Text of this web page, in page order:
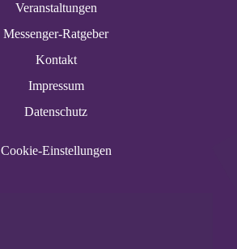
Veranstaltungen
Messenger-Ratgeber
Kontakt
Impressum
Datenschutz
Cookie-Einstellungen